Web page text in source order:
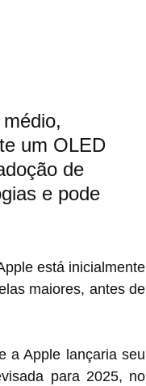
um OLED
de
e pode
está inicialmente
maiores, antes de
a Apple lançaria seu